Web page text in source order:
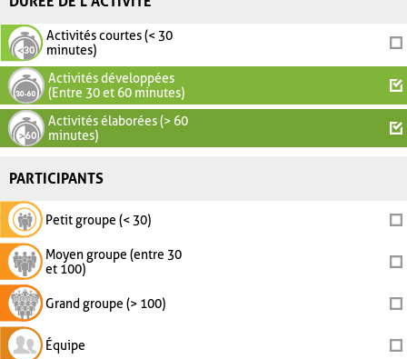
Activités courtes (< 30
minutes)
Activités développées
(Entre 30 et 60 minutes)
Activités élaborées (> 60
minutes)
PARTICIPANTS
Petit groupe (< 30)
Moyen groupe (entre 30
et 100)
Grand groupe (> 100)
Équipe